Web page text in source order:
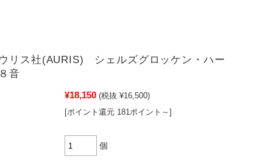
リス社(AURIS) シェルズグロッケン・ハー
音
¥18,150 (税抜 ¥16,500)
[ポイント還元 181ポイント～]
個